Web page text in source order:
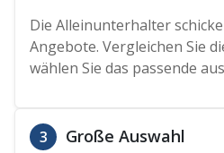
Die Alleinunterhalter
Angebote. Vergleichen Sie
wählen Sie das passende
3 Große Auswahl